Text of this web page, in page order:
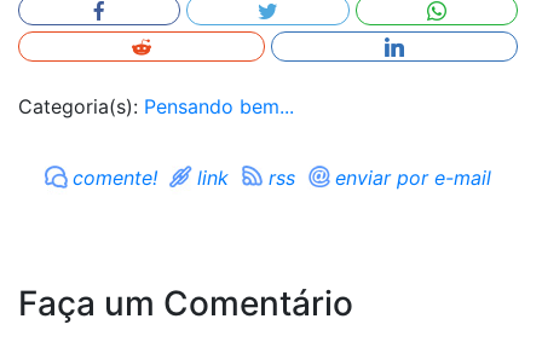
Categoria(s): Pensando bem...
comente! link rss enviar por e-mail
Faça um Comentário